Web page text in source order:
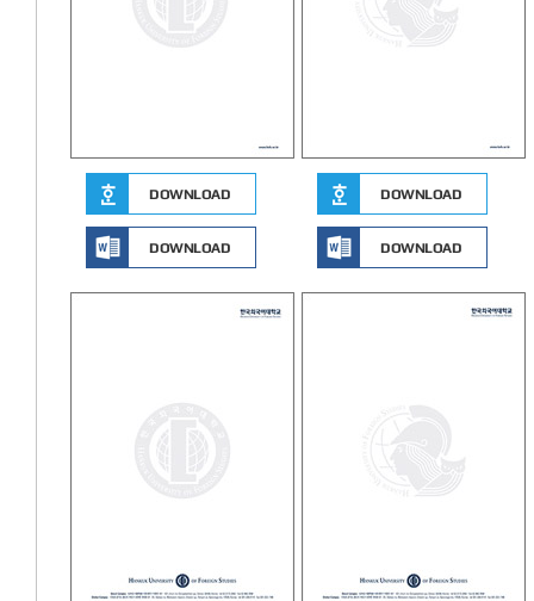
DOWNLOAD
DOWNLOAD
DOWNLOAD
DOWNLOAD